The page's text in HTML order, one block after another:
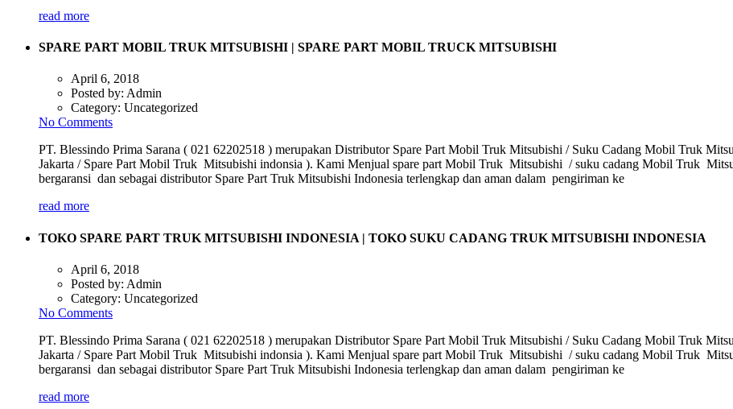
read more
SPARE PART MOBIL TRUK MITSUBISHI | SPARE PART MOBIL TRUCK MITSUBISHI
April 6, 2018
Posted by: Admin
Category: Uncategorized
No Comments
PT. Blessindo Prima Sarana ( 021 62202518 ) merupakan Distributor Spare Part Mobil Truk Mitsubishi / Suku Cadang Mobil Truk
Jakarta / Spare Part Mobil Truk Mitsubishi indonsia ). Kami Menjual spare part Mobil Truk Mitsubishi / suku cadang Mobil Truk
bergaransi dan sebagai distributor Spare Part Truk Mitsubishi Indonesia terlengkap dan aman dalam pengiriman ke
read more
TOKO SPARE PART TRUK MITSUBISHI INDONESIA | TOKO SUKU CADANG TRUK MITSUBISHI INDONESIA
April 6, 2018
Posted by: Admin
Category: Uncategorized
No Comments
PT. Blessindo Prima Sarana ( 021 62202518 ) merupakan Distributor Spare Part Mobil Truk Mitsubishi / Suku Cadang Mobil Truk
Jakarta / Spare Part Mobil Truk Mitsubishi indonsia ). Kami Menjual spare part Mobil Truk Mitsubishi / suku cadang Mobil Truk
bergaransi dan sebagai distributor Spare Part Truk Mitsubishi Indonesia terlengkap dan aman dalam pengiriman ke
read more